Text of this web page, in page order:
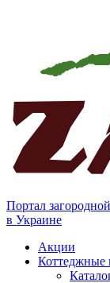
Портал
в Украине
Акции
Коттеджные